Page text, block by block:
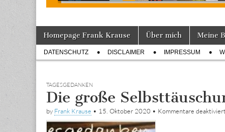
Tagebuch
Main
menu
Skip
content
Homepage Frank Krause Über mich Meine
Sub
menu
DATENSCHUTZ DISCLAIMER IMPRESSUM
TAGESGEDANKEN
Die große
by Frank Krause • 15. Oktober 2020 • Kommentare deaktiviert